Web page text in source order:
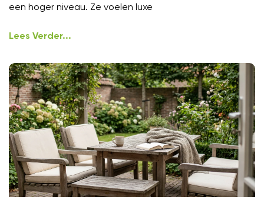
een hoger niveau. Ze voelen luxe
Lees Verder...